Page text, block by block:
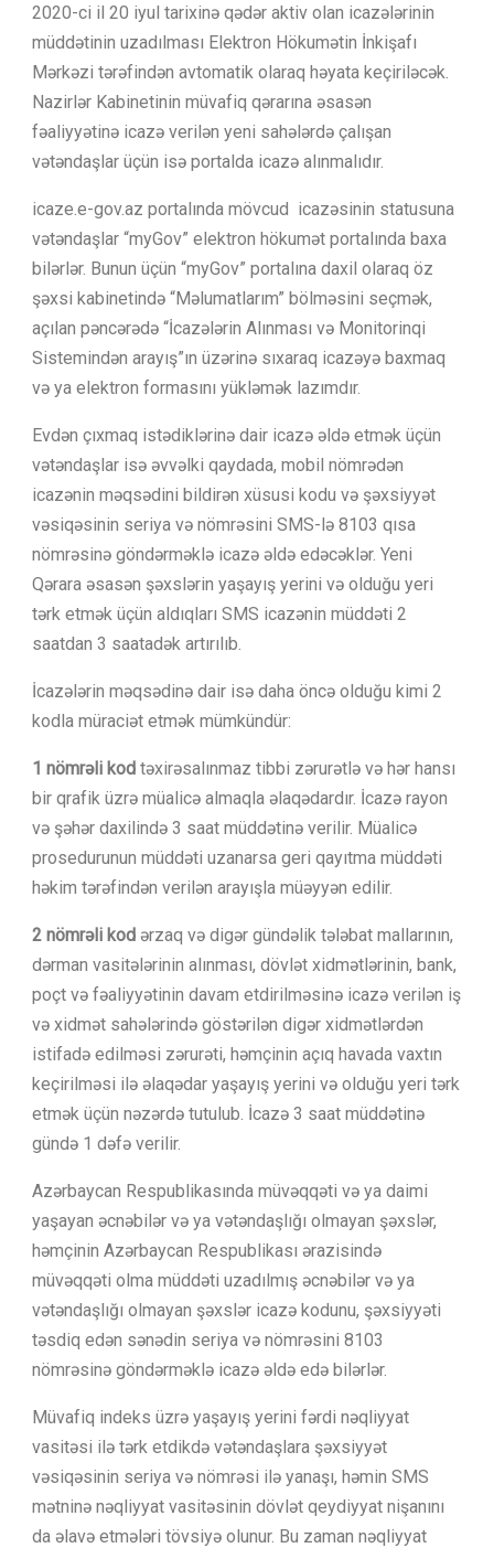
2020-ci il 20 iyul tarixinə qədər aktiv olan icazələrinin
müddətinin uzadılması Elektron Hökumətin İnkişafı
Mərkəzi tərəfindən avtomatik olaraq həyata keçiriləcək.
Nazirlər Kabinetinin müvafiq qərarına əsasən
fəaliyyətinə icazə verilən yeni sahələrdə çalışan
vətəndaşlar üçün isə portalda icazə alınmalıdır.
icaze.e-gov.az portalında mövcud icazəsinin statusuna
vətəndaşlar “myGov” elektron hökumət portalında baxa
bilərlər. Bunun üçün “myGov” portalına daxil olaraq öz
şəxsi kabinetində “Məlumatlarım” bölməsini seçmək,
açılan pəncərədə “İcazələrin Alınması və Monitorinqi
Sistemindən arayış”ın üzərinə sıxaraq icazəyə baxmaq
və ya elektron formasını yükləmək lazımdır.
Evdən çıxmaq istədiklərinə dair icazə əldə etmək üçün
vətəndaşlar isə əvvəlki qaydada, mobil nömrədən
icazənin məqsədini bildirən xüsusi kodu və şəxsiyyət
vəsiqəsinin seriya və nömrəsini SMS-lə 8103 qısa
nömrəsinə göndərməklə icazə əldə edəcəklər. Yeni
Qərara əsasən şəxslərin yaşayış yerini və olduğu yeri
tərk etmək üçün aldıqları SMS icazənin müddəti 2
saatdan 3 saatadək artırılıb.
İcazələrin məqsədinə dair isə daha öncə olduğu kimi 2
kodla müraciət etmək mümkündür:
1 nömrəli kod təxirəsalınmaz tibbi zərurətlə və hər hansı
bir qrafik üzrə müalicə almaqla əlaqədardır. İcazə rayon
və şəhər daxilində 3 saat müddətinə verilir. Müalicə
prosedurunun müddəti uzanarsa geri qayıtma müddəti
həkim tərəfindən verilən arayışla müəyyən edilir.
2 nömrəli kod ərzaq və digər gündəlik tələbat mallarının,
dərman vasitələrinin alınması, dövlət xidmətlərinin, bank,
poçt və fəaliyyətinin davam etdirilməsinə icazə verilən iş
və xidmət sahələrində göstərilən digər xidmətlərdən
istifadə edilməsi zərurəti, həmçinin açıq havada vaxtın
keçirilməsi ilə əlaqədar yaşayış yerini və olduğu yeri tərk
etmək üçün nəzərdə tutulub. İcazə 3 saat müddətinə
gündə 1 dəfə verilir.
Azərbaycan Respublikasında müvəqqəti və ya daimi
yaşayan əcnəbilər və ya vətəndaşlığı olmayan şəxslər,
həmçinin Azərbaycan Respublikası ərazisində
müvəqqəti olma müddəti uzadılmış əcnəbilər və ya
vətəndaşlığı olmayan şəxslər icazə kodunu, şəxsiyyəti
təsdiq edən sənədin seriya və nömrəsini 8103
nömrəsinə göndərməklə icazə əldə edə bilərlər.
Müvafiq indeks üzrə yaşayış yerini fərdi nəqliyyat
vasitəsi ilə tərk etdikdə vətəndaşlara şəxsiyyət
vəsiqəsinin seriya və nömrəsi ilə yanaşı, həmin SMS
mətninə nəqliyyat vasitəsinin dövlət qeydiyyat nişanını
da əlavə etmələri tövsiyə olunur. Bu zaman nəqliyyat